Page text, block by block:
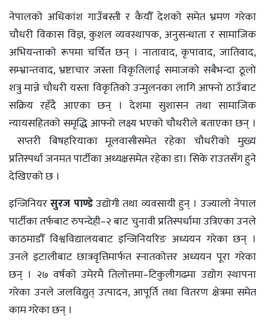
नेपालको अधिकांश गाउँबस्ती र कैयौँ देशको समेत भ्रमण गरेका
चौधरी विकास विज्ञ, कुशल व्यवस्थापक, अनुसन्धाता र सामाजिक
अभियन्ताको रूपमा चर्चित छन् । नातावाद, कृपावाद, जातिवाद,
सम्भ्रान्तवाद, भ्रष्टाचार जस्ता विकृतिलाई समाजको सबैभन्दा ठूलो
शत्रु मान्ने चौधरी यस्ता विकृतिको उन्मुलनका लागि आफ्नो ठाउँबाट
सक्रिय रहँदै आएका छन् । देशमा सुशासन तथा सामाजिक
न्यायसहितको समृद्धि आफ्नो लक्ष्य भएको चौधरीले बताएका छन् ।
सप्तरी बिषहरियाका मूलवासीसमेत रहेका चौधरीको मुख्य
प्रतिस्पर्धा जनमत पार्टीका अध्यक्षसमेत रहेका डा। सिके राउतसँग हुने
देखिएको छ ।
इन्जिनियरसुरज पाण्डेउद्योगी तथा व्यवसायी हुन् । उज्यालाे नेपाल
पार्टीका तर्फबाट रुपन्देही–२ बाट चुनावी प्रतिस्पर्धामा उत्रिएका उनले
काठमाडौँ विश्वविद्यालयबाट इन्जिनियरिङ अध्ययन गरेका छन् ।
उनले इटालीबाट छात्रवृत्तिमार्फत स्नातकोत्तर अध्ययन पूरा गरेका
छन् । २७ वर्षको उमेरमै तिलोत्तमा–टिकुलीगढमा उद्योग स्थापना
गरेका उनले जलविद्युत् उत्पादन, आपूर्ति तथा वितरण क्षेत्रमा समेत
काम गरेका छन् ।